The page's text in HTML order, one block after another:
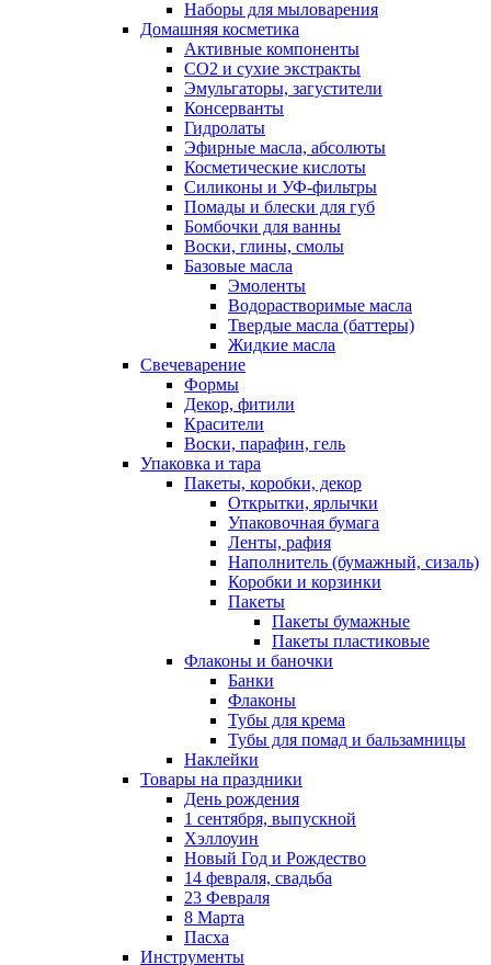
Наборы для мыловарения
Домашняя косметика
Активные компоненты
СО2 и сухие экстракты
Эмульгаторы, загустители
Консерванты
Гидролаты
Эфирные масла, абсолюты
Косметические кислоты
Силиконы и УФ-фильтры
Помады и блески для губ
Бомбочки для ванны
Воски, глины, смолы
Базовые масла
Эмоленты
Водорастворимые масла
Твердые масла (баттеры)
Жидкие масла
Свечеварение
Формы
Декор, фитили
Красители
Воски, парафин, гель
Упаковка и тара
Пакеты, коробки, декор
Открытки, ярлычки
Упаковочная бумага
Ленты, рафия
Наполнитель (бумажный, сизаль)
Коробки и корзинки
Пакеты
Пакеты бумажные
Пакеты пластиковые
Флаконы и баночки
Банки
Флаконы
Тубы для крема
Тубы для помад и бальзамницы
Наклейки
Товары на праздники
День рождения
1 сентября, выпускной
Хэллоуин
Новый Год и Рождество
14 февраля, свадьба
23 Февраля
8 Марта
Пасха
Инструменты